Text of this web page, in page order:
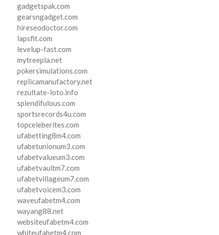
gadgetspak.com
gearsngadget.com
hireseodoctor.com
lapsfit.com
levelup-fast.com
mytreepla.net
pokersimulations.com
replicamanufactory.net
rezultate-loto.info
splendifulous.com
sportsrecords4u.com
topceleberites.com
ufabetting8m4.com
ufabetunionum3.com
ufabetvalueum3.com
ufabetvaultm7.com
ufabetvillageum7.com
ufabetvoicem3.com
waveufabetm4.com
wayang88.net
websiteufabetm4.com
whiteufabetm4.com